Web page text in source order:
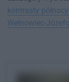
kontrasty
Wełnowiec-